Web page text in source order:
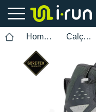
Homem Calçados